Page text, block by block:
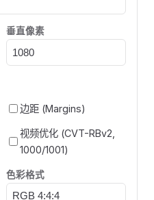
垂直像素
边距 (Margins)
视频优化 (CVT-RBv2,
1000/1001)
色彩格式